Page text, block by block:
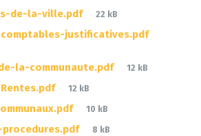
de-la-ville.pdf
File
22 kB
comptables-justificatives.pdf
la-communaute.pdf
File
12 kB
File
12 kB
File
10 kB
procedures.pdf
File
8 kB